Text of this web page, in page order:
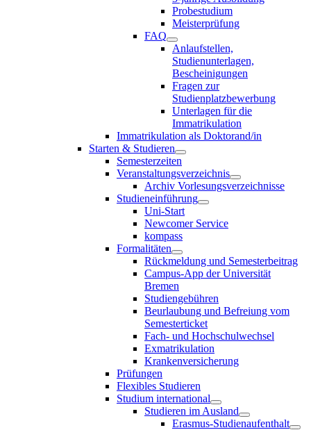
Probestudium
Meisterprüfung
FAQ
Anlaufstellen,
Studienunterlagen,
Bescheinigungen
Fragen zur
Studienplatzbewerbung
Unterlagen für die
Immatrikulation
Immatrikulation als Doktorand/in
Starten & Studieren
Semesterzeiten
Veranstaltungsverzeichnis
Archiv Vorlesungsverzeichnisse
Studieneinführung
Uni-Start
Newcomer Service
kompass
Formalitäten
Rückmeldung und Semesterbeitrag
Campus-App der Universität
Bremen
Studiengebühren
Beurlaubung und Befreiung vom
Semesterticket
Fach- und Hochschulwechsel
Exmatrikulation
Krankenversicherung
Prüfungen
Flexibles Studieren
Studium international
Studieren im Ausland
Erasmus-Studienaufenthalt